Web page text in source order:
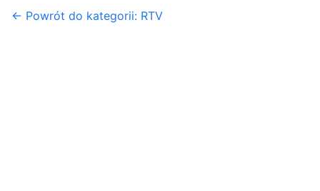
← Powrót do kategorii: RTV